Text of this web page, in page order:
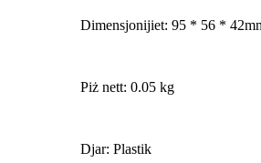
Dimensjonijiet: 95 * 56 *
Piż nett: 0.05 kg
Djar: Plastik